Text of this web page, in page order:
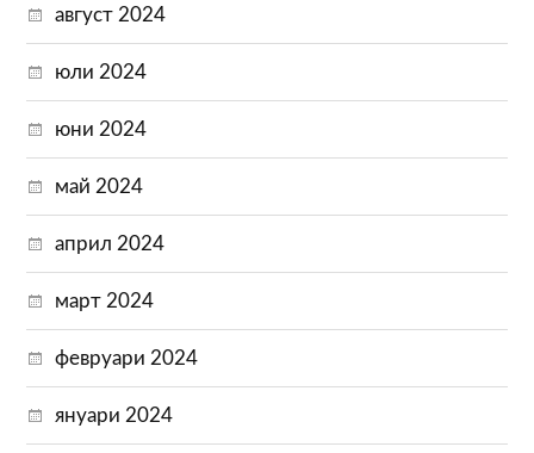
август 2024
юли 2024
юни 2024
май 2024
април 2024
март 2024
февруари 2024
януари 2024